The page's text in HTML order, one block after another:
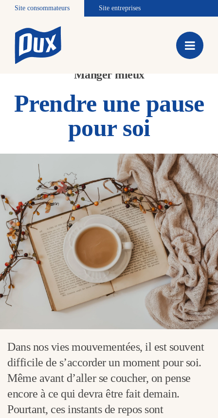
Site consommateurs Site entreprises
Manger mieux
Prendre une pause
pour soi
Dans nos vies mouvementées, il est souvent
difficile de s’accorder un moment pour soi.
Même avant d’aller se coucher, on pense
encore à ce qui devra être fait demain.
Pourtant, ces instants de repos sont